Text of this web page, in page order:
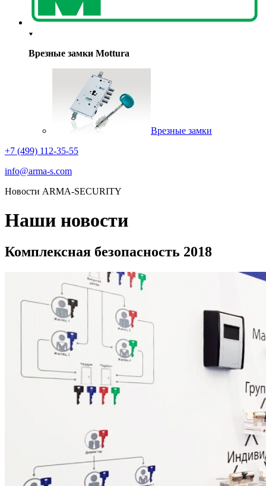
Врезные замки Mottura
Врезные замки
+7 (499) 112-35-55
info@arma-s.com
Новости ARMA-SECURITY
Наши новости
Комплексная безопасность 2018